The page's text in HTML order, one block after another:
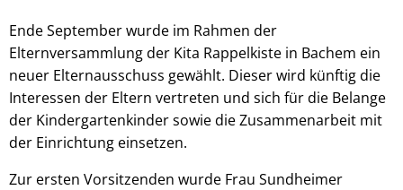
Ende September wurde im Rahmen der
Elternversammlung der Kita Rappelkiste in Bachem ein
neuer Elternausschuss gewählt. Dieser wird künftig die
Interessen der Eltern vertreten und sich für die Belange
der Kindergartenkinder sowie die Zusammenarbeit mit
der Einrichtung einsetzen.
Zur ersten Vorsitzenden wurde Frau Sundheimer